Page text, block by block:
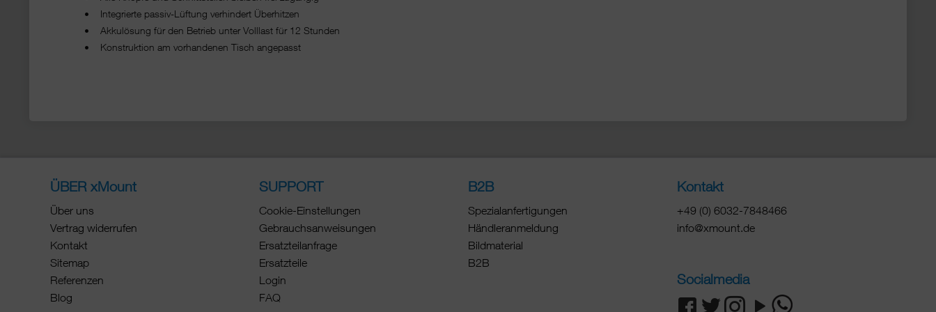
• Integrierte passiv-Lüftung verhindert Überhitzen
• Akkulösung für den Betrieb unter Volllast für 12 Stunden
• Konstruktion am vorhandenen Tisch angepasst
ÜBER xMount
Über uns
Vertrag widerrufen
Kontakt
Sitemap
Referenzen
Blog
SUPPORT
Cookie-Einstellungen
Gebrauchsanweisungen
Ersatzteilanfrage
Ersatzteile
Login
FAQ
B2B
Spezialanfertigungen
Händleranmeldung
Bildmaterial
B2B
Kontakt
+49 (0) 6032-7848466
info@xmount.de
Socialmedia